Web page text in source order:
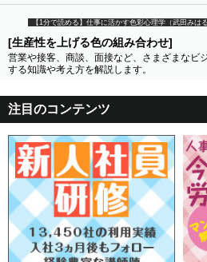
【1分で読める】仕事に活かす色彩心理学（武田みはる
[生産性を上げる色の組み合わせ]
営業や接客、商談、面接など、さまざまなビ
する知識や考え方を解説します。
注目のコンテンツ